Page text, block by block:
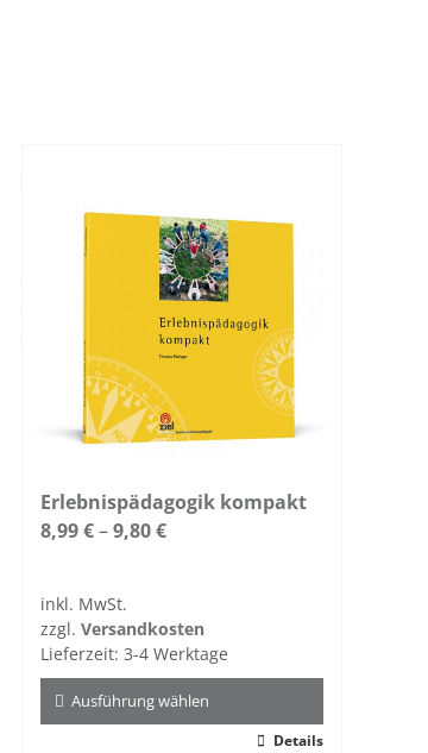
Erlebnispädagogik kompakt
8,99€–9,80€
inkl. MwSt.
zzgl. Versandkosten
Lieferzeit: 3-4 Werktage
Ausführung wählen
Details